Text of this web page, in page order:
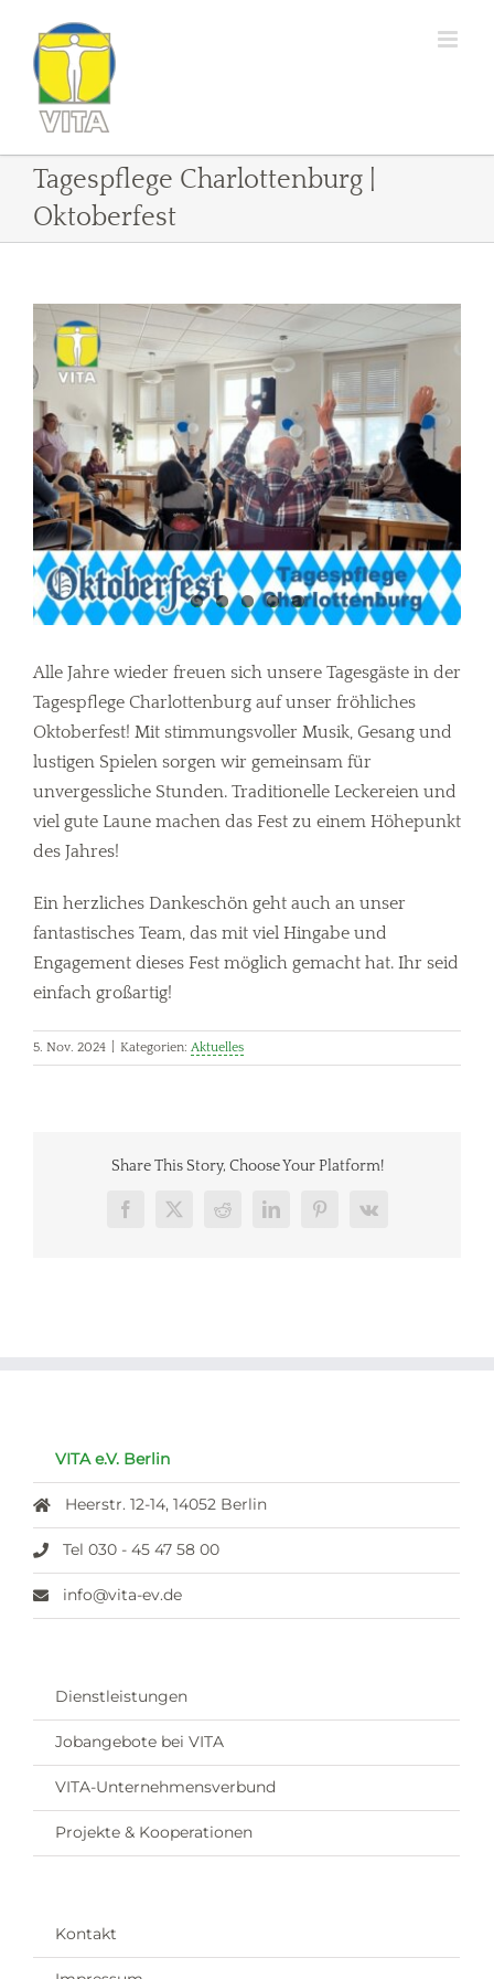
Inhalt
springen
Tagespflege Charlottenburg |
Oktoberfest
Zeige
grösseres
Bild
Alle Jahre wieder freuen sich unsere Tagesgäste in der
Tagespflege Charlottenburg auf unser fröhliches
Oktoberfest! Mit stimmungsvoller Musik, Gesang und
lustigen Spielen sorgen wir gemeinsam für
unvergessliche Stunden. Traditionelle Leckereien und
viel gute Laune machen das Fest zu einem Höhepunkt
des Jahres!
Ein herzliches Dankeschön geht auch an unser
fantastisches Team, das mit viel Hingabe und
Engagement dieses Fest möglich gemacht hat. Ihr seid
einfach großartig!
5. Nov. 2024 Kategorien: Aktuelles
Share This Story, Choose Your Platform!
Facebook
X RedditLinkedInPinterest
Vk
VITA e.V. Berlin
Heerstr. 12-14, 14052 Berlin
Tel 030 - 45 47 58 00
info@vita-ev.de
Dienstleistungen
Jobangebote bei VITA
VITA-Unternehmensverbund
Projekte & Kooperationen
Kontakt